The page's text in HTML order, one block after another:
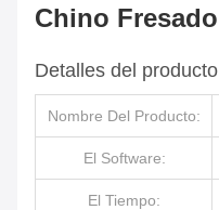
Chino Fresado
Detalles del producto
Nombre Del Producto:
El Software:
El Tiempo: